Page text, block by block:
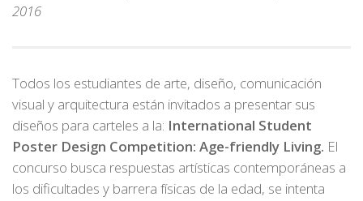
2016
Todos los estudiantes de arte, diseño, comunicación
visual y arquitectura están invitados a presentar sus
diseños para carteles a la: International Student
Poster Design Competition: Age-friendly Living. El
concurso busca respuestas artísticas contemporáneas a
los dificultades y barrera físicas de la edad, se intenta